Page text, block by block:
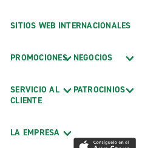
SITIOS WEB INTERNACIONALES
PROMOCIONES
SERVICIO AL
CLIENTE
LA EMPRESA
NEGOCIOS
PATROCINIOS